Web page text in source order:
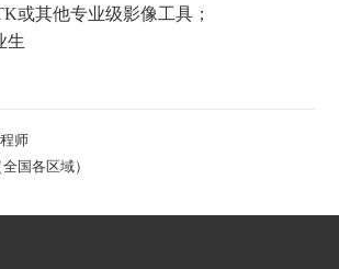
或其他专业级影像工具；
生
师
国各区域）